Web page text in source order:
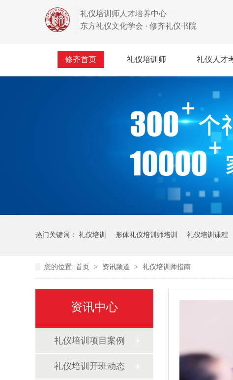
礼仪培训师人才培养中心
东方礼仪文化学会 · 修齐礼仪书院
修齐首页 礼仪培训师 礼仪人才
热门关键词： 礼仪培训 形体礼仪培训师培训 礼仪培训课程
您的位置: 首页 > 资讯频道 > 礼仪培训师指南
资讯中心
礼仪培训项目案例
礼仪培训开班动态